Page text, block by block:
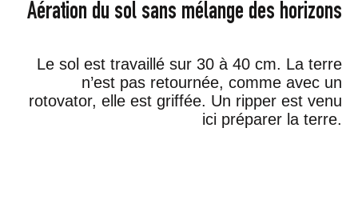
Aération du sol sans mélange des horizons
Le sol est travaillé sur 30 à 40 cm. La terre
n’est pas retournée, comme avec un
rotovator, elle est griffée. Un ripper est venu
ici préparer la terre.